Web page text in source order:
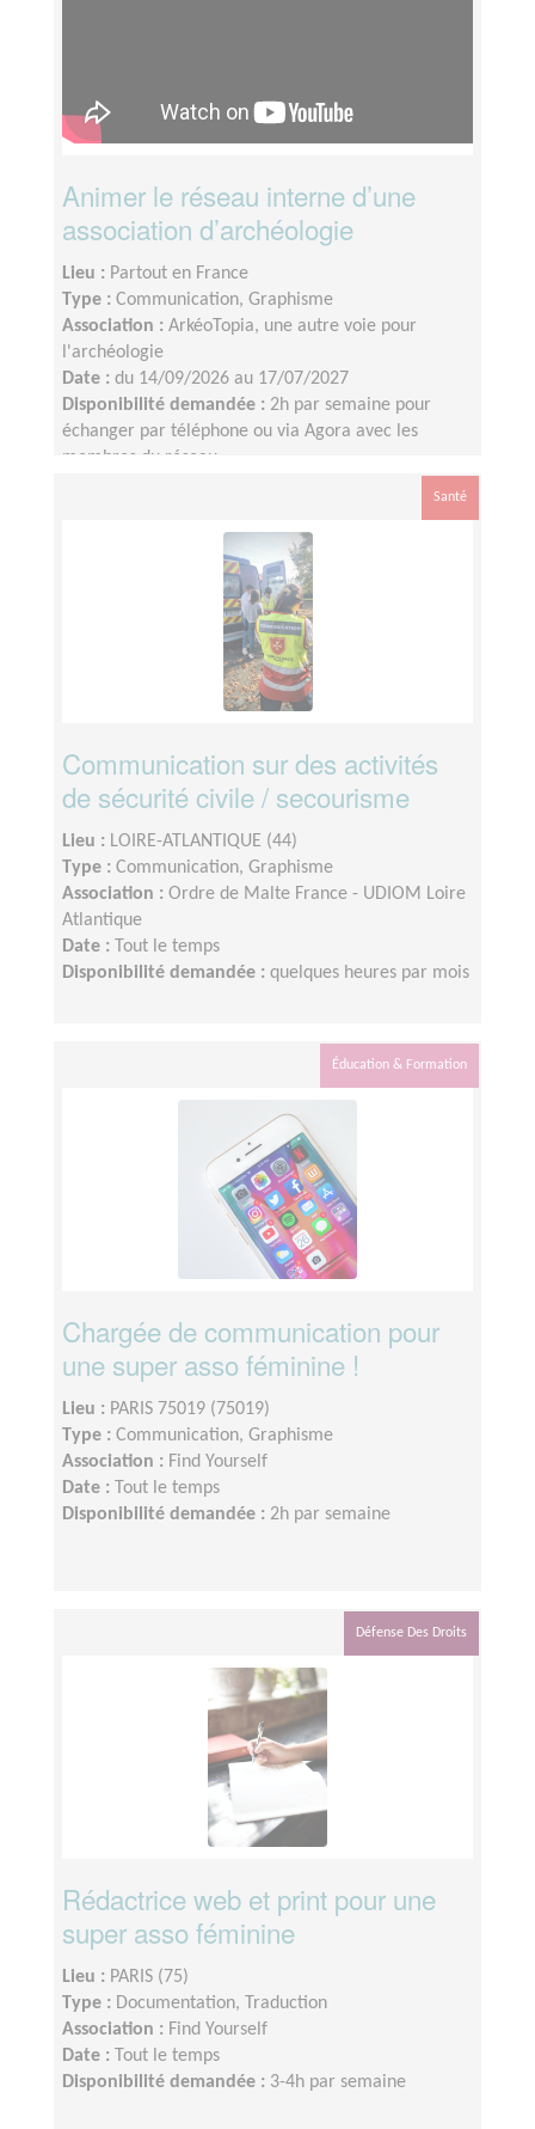
Animer le réseau interne d’une
association d’archéologie
Lieu : Partout en France
Type : Communication, Graphisme
Association : ArkéoTopia, une autre voie pour
l'archéologie
Date : du 14/09/2026 au 17/07/2027
Disponibilité demandée : 2h par semaine pour
échanger par téléphone ou via Agora avec les
membres du réseau
Santé
Communication sur des activités
de sécurité civile / secourisme
Lieu : LOIRE-ATLANTIQUE (44)
Type : Communication, Graphisme
Association : Ordre de Malte France - UDIOM Loire
Atlantique
Date :
Tout le temps
Disponibilité demandée : quelques heures par mois
Éducation & Formation
Chargée de communication pour
une super asso féminine !
Lieu : PARIS 75019 (75019)
Type : Communication, Graphisme
Association : Find Yourself
Date :
Tout le temps
Disponibilité demandée : 2h par semaine
Défense Des Droits
Rédactrice web et print pour une
super asso féminine
Lieu : PARIS (75)
Type : Documentation, Traduction
Association : Find Yourself
Date :
Tout le temps
Disponibilité demandée : 3-4h par semaine